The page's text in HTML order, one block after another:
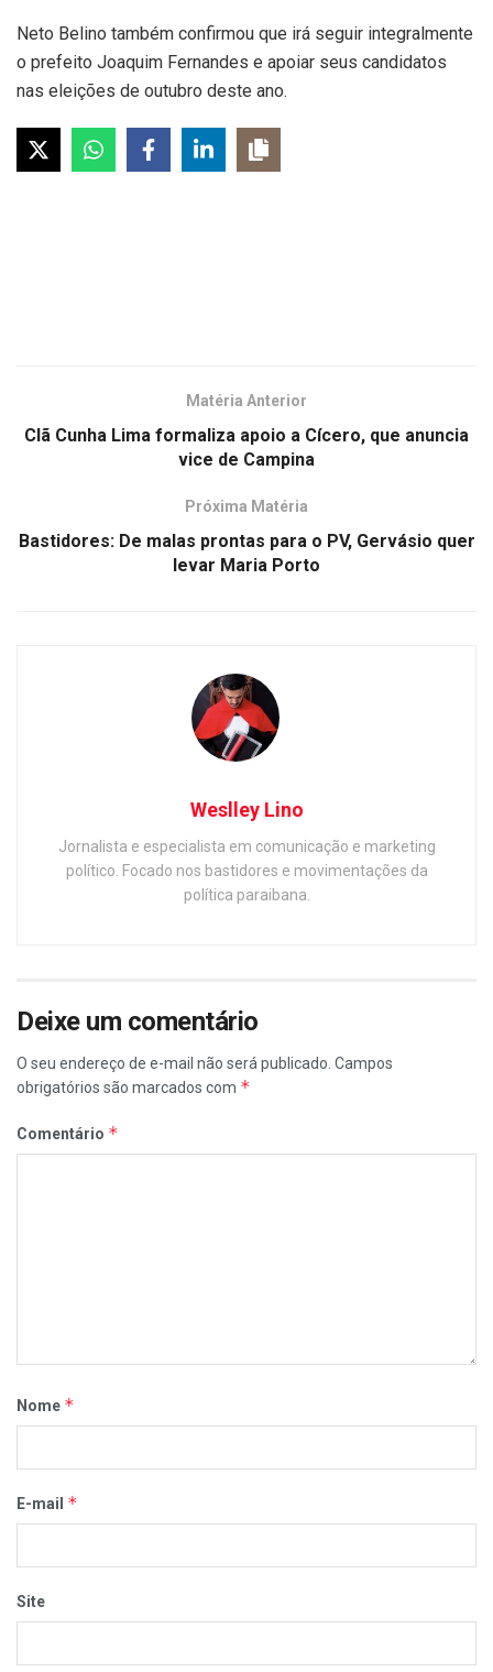
Neto Belino também confirmou que irá seguir integralmente
o prefeito Joaquim Fernandes e apoiar seus candidatos
nas eleições de outubro deste ano.
Matéria Anterior
Clã Cunha Lima formaliza apoio a Cícero, que anuncia
vice de Campina
Próxima Matéria
Bastidores: De malas prontas para o PV, Gervásio quer
levar Maria Porto
Weslley Lino
Jornalista e especialista em comunicação e marketing
político. Focado nos bastidores e movimentações da
política paraibana.
Deixe um comentário
O seu endereço de e-mail não será publicado. Campos
obrigatórios são marcados com *
Comentário *
Nome *
E-mail *
Site